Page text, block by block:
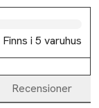
Finns i 5 varuhus
Recensioner